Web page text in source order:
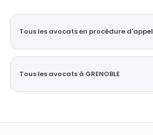
Tous les avocats en procédure d'appel
Tous les avocats à GRENOBLE